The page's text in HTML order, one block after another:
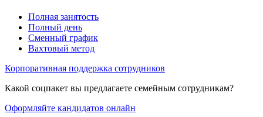
Полная занятость
Полный день
Сменный график
Вахтовый метод
Корпоративная поддержка сотрудников
Какой соцпакет вы предлагаете семейным сотрудникам?
Оформляйте кандидатов онлайн